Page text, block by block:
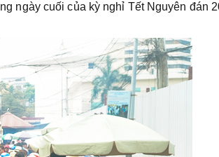
ngày cuối của kỳ nghỉ Tết Nguyên đán